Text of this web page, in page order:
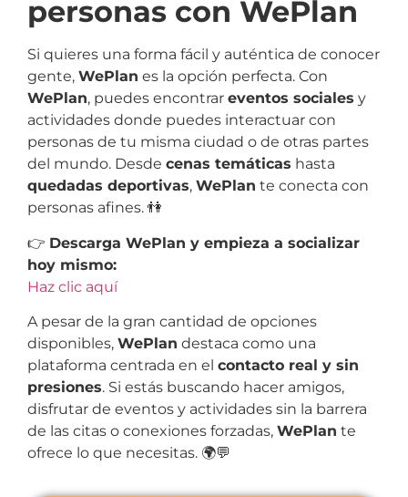
personas con WePlan
Si quieres una forma fácil y auténtica de conocer
gente, WePlan es la opción perfecta. Con
WePlan, puedes encontrar eventos sociales y
actividades donde puedes interactuar con
personas de tu misma ciudad o de otras partes
del mundo. Desde cenas temáticas hasta
quedadas deportivas, WePlan te conecta con
personas afines. 👫
👉 Descarga WePlan y empieza a socializar
hoy mismo:
Haz clic aquí
A pesar de la gran cantidad de opciones
disponibles, WePlan destaca como una
plataforma centrada en el contacto real y sin
presiones. Si estás buscando hacer amigos,
disfrutar de eventos y actividades sin la barrera
de las citas o conexiones forzadas, WePlan te
ofrece lo que necesitas. 🌍💬